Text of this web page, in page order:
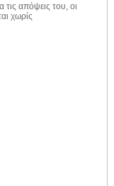
τις απόψεις του, οι
χωρίς